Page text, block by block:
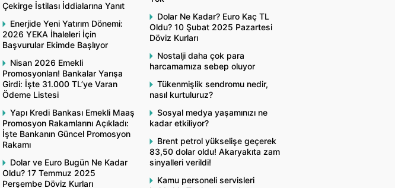
Çekirge İstilası İddialarına Yanıt
Enerjide Yeni Yatırım Dönemi:
2026 YEKA İhaleleri İçin
Başvurular Ekimde Başlıyor
Nisan 2026 Emekli
Promosyonları! Bankalar Yarışa
Girdi: İşte 31.000 TL’ye Varan
Ödeme Listesi
Yapı Kredi Bankası Emekli Maaş
Promosyon Rakamlarını Açıkladı:
İşte Bankanın Güncel Promosyon
Rakamı
Dolar ve Euro Bugün Ne Kadar
Oldu? 17 Temmuz 2025
Perşembe Döviz Kurları
Dolar Ne Kadar? Euro Kaç TL
Oldu? 10 Şubat 2025 Pazartesi
Döviz Kurları
Nostalji daha çok para
harcamamıza sebep oluyor
Tükenmişlik sendromu nedir,
nasıl kurtuluruz?
Sosyal medya yaşamınızı ne
kadar etkiliyor?
Brent petrol yükselişe geçerek
83,50 dolar oldu! Akaryakıta zam
sinyalleri verildi!
Kamu personeli servisleri